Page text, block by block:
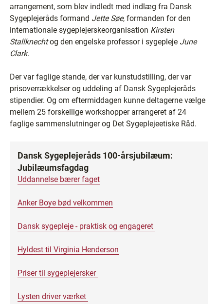
arrangement, som blev indledt med indlæg fra Dansk
Sygeplejeråds formand Jette Søe, formanden for den
internationale sygeplejerskeorganisation Kirsten
Stallknechtog den engelske professor i sygepleje June
Clark.
Der var faglige stande, der var kunstudstilling, der var
prisoverrækkelser og uddeling af Dansk Sygeplejeråds
stipendier. Og om eftermiddagen kunne deltagerne vælge
mellem 25 forskellige workshopper arrangeret af 24
faglige sammenslutninger og Det Sygeplejeetiske Råd.
Dansk Sygeplejeråds 100-årsjubilæum:
Jubilæumsfagdag
Uddannelse bærer faget
Anker Boye bød velkommen
Dansk sygepleje - praktisk og engageret
Hyldest til Virginia Henderson
Priser til sygeplejersker
Lysten driver værket